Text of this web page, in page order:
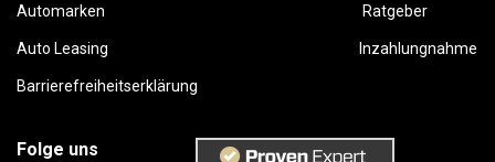
Automarken Ratgeber
Auto Leasing Inzahlungnahme
Barrierefreiheitserklärung
Folge uns